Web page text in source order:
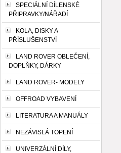
SPECIÁLNÍ DÍLENSKÉ
PŘIPRAVKY/NÁŘADÍ
KOLA, DISKY A
PŘÍSLUŠENSTVÍ
LAND ROVER OBLEČENÍ,
DOPLŇKY, DÁRKY
LAND ROVER- MODELY
OFFROAD VYBAVENÍ
LITERATURA A MANUÁLY
NEZÁVISLÁ TOPENÍ
UNIVERZÁLNÍ DÍLY,